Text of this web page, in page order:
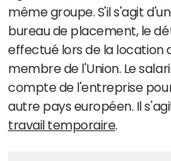
même groupe. S'il s'agit
bureau de placement, le
effectué lors de la location
membre de l'Union. Le
compte de l'entreprise
autre pays européen. Il
travail temporaire.